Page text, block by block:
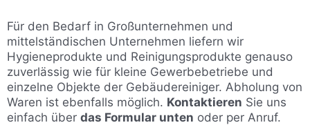
Für den Bedarf in Großunternehmen und
mittelständischen Unternehmen liefern wir
Hygieneprodukte und Reinigungsprodukte genauso
zuverlässig wie für kleine Gewerbebetriebe und
einzelne Objekte der Gebäudereiniger. Abholung von
Waren ist ebenfalls möglich. Kontaktieren Sie uns
einfach über das Formular unten oder per Anruf.